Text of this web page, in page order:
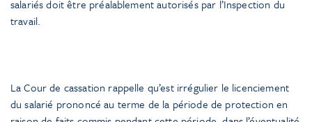
salariés doit être préalablement autorisés par l’Inspection du
travail.
La Cour de cassation rappelle qu’est irrégulier le licenciement
du salarié prononcé au terme de la période de protection en